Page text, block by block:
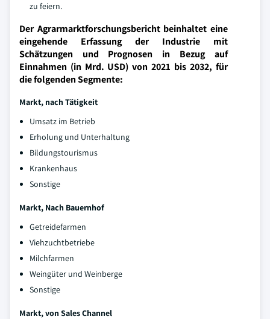
zu feiern.
Der Agrarmarktforschungsbericht beinhaltet eine
eingehende Erfassung der Industrie mit
Schätzungen und Prognosen in Bezug auf
Einnahmen (in Mrd. USD) von 2021 bis 2032, für
die folgenden Segmente:
Markt, nach Tätigkeit
Umsatz im Betrieb
Erholung und Unterhaltung
Bildungstourismus
Krankenhaus
Sonstige
Markt, Nach Bauernhof
Getreidefarmen
Viehzuchtbetriebe
Milchfarmen
Weingüter und Weinberge
Sonstige
Markt, von Sales Channel